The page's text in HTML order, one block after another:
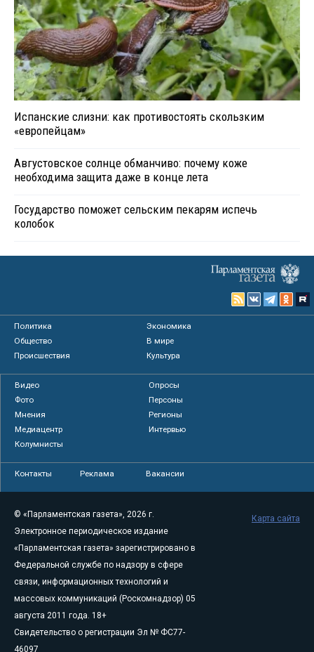
Испанские слизни: как противостоять скользким
«европейцам»
Августовское солнце обманчиво: почему коже
необходима защита даже в конце лета
Государство поможет сельским пекарям испечь
колобок
Политика
Экономика
Общество
В мире
Происшествия
Культура
Видео
Опросы
Фото
Персоны
Мнения
Регионы
Медиацентр
Интервью
Колумнисты
Контакты Реклама Вакансии
© «Парламентская газета», 2026 г.
Электронное периодическое издание
«Парламентская газета» зарегистрировано в
Федеральной службе по надзору в сфере
связи, информационных технологий и
массовых коммуникаций (Роскомнадзор) 05
августа 2011 года. 18+
Свидетельство о регистрации Эл № ФС77-
46097
Карта сайта